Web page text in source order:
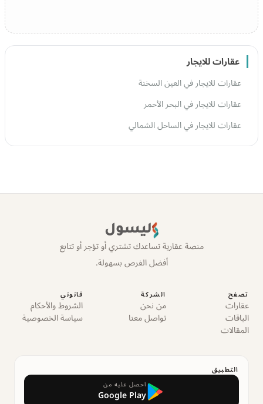
عقارات للايجار
عقارات للايجار في العين السخنة
عقارات للايجار في البحر الأحمر
عقارات للايجار في الساحل الشمالي
ليسول
منصة عقارية تساعدك تشتري أو تؤجر أو تتابع
أفضل الفرص بسهولة.
تصفح
عقارات
الباقات
المقالات
الشركة
من نحن
تواصل معنا
قانوني
الشروط والأحكام
سياسة الخصوصية
التطبيق
احصل عليه من
Google Play